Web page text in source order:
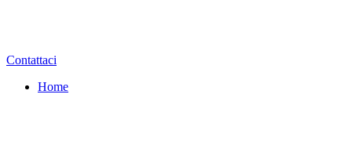
Contattaci
Home